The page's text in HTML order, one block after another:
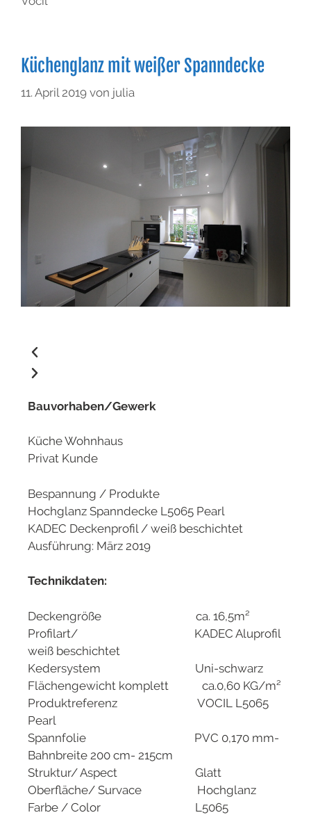
Küchenglanz mit weißer Spanndecke
11. April 2019 von julia
Bauvorhaben/Gewerk
Küche Wohnhaus
Privat Kunde
Bespannung / Produkte
Hochglanz Spanndecke L5065 Pearl
KADEC Deckenprofil / weiß beschichtet
Ausführung: März 2019
Technikdaten:
Deckengröße ca. 16,5m²
Profilart/ KADEC Aluprofil
weiß beschichtet
Kedersystem Uni-schwarz
Flächengewicht komplett ca.0,60 KG/m²
Produktreferenz VOCIL L5065
Pearl
Spannfolie PVC 0,170 mm-
Bahnbreite 200 cm- 215cm
Struktur/ Aspect Glatt
Oberfläche/ Survace Hochglanz
Farbe / Color L5065